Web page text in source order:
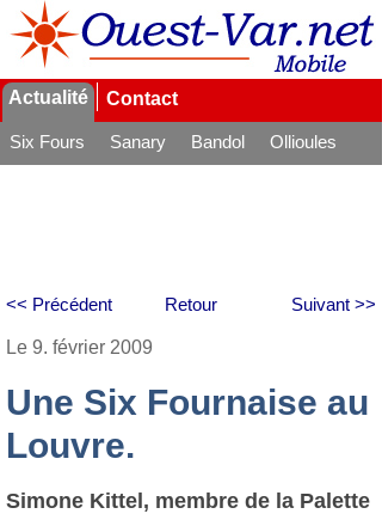
Actualité Contact
Six Fours Sanary Bandol
Ollioules
Retour
<< Précédent Suivant >>
Le 9. février 2009
Une Six Fournaise au
Louvre.
Simone Kittel, membre de la Palette